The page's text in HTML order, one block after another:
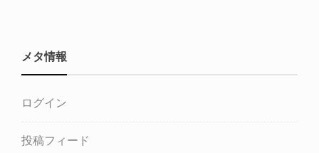
メタ情報
ログイン
投稿フィード